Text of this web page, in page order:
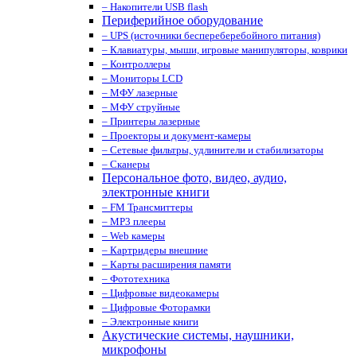
– Накопители USB flash
Периферийное оборудование
– UPS (источники беспереберебойного питания)
– Клавиатуры, мыши, игровые манипуляторы, коврики
– Контроллеры
– Мониторы LCD
– МФУ лазерные
– МФУ струйные
– Принтеры лазерные
– Проекторы и документ-камеры
– Сетевые фильтры, удлинители и стабилизаторы
– Сканеры
Персональное фото, видео, аудио,
электронные книги
– FM Трансмиттеры
– MP3 плееры
– Web камеры
– Картридеры внешние
– Карты расширения памяти
– Фототехника
– Цифровые видеокамеры
– Цифровые Фоторамки
– Электронные книги
Акустические системы, наушники,
микрофоны